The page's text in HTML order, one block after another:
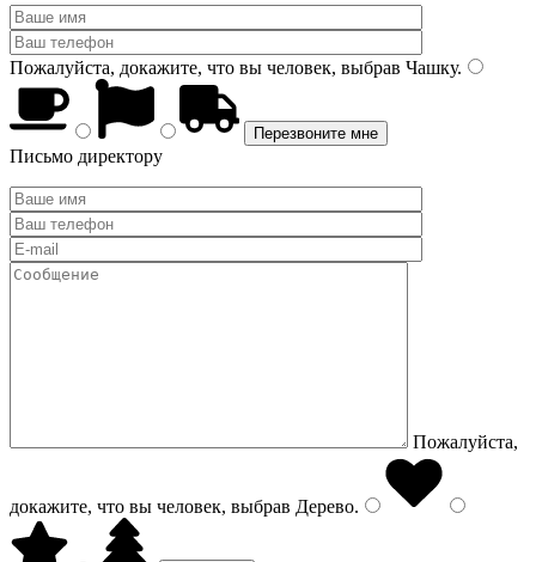
Пожалуйста, докажите, что вы человек, выбрав Чашку.
Письмо директору
Пожалуйста,
докажите, что вы человек, выбрав Дерево.